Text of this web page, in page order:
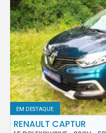
EM DESTAQUE
RENAULT CAPTUR